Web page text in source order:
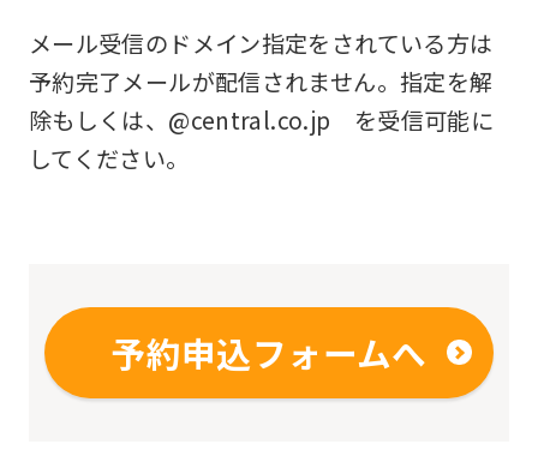
メール受信のドメイン指定をされている方は
予約完了メールが配信されません。指定を解
除もしくは、@central.co.jp を受信可能に
してください。
予約申込フォームへ
service.
Automatic